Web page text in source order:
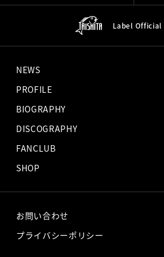
Label Official
NEWS
PROFILE
BIOGRAPHY
DISCOGRAPHY
FANCLUB
SHOP
お問い合わせ
プライバシーポリシー